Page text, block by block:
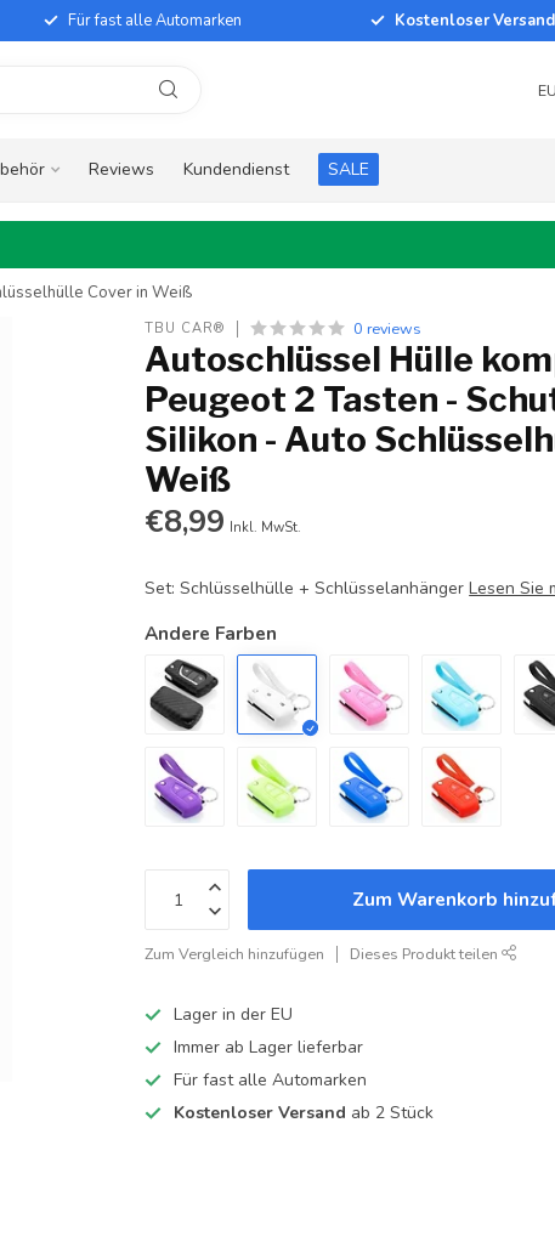
Für fast alle Automarken Kostenloser Versand
Reviews Kundendienst SALE
Cover in Weiß
TBU CAR® 0 reviews
Autoschlüssel Hülle
Peugeot 2 Tasten -
Silikon - Auto
Weiß
€8,99 Inkl. MwSt.
Set: Schlüsselhülle + SchlüsselanhängerLesen Sie
Andere Farben
Zum Warenkorb
Zum Vergleich hinzufügen Dieses Produkt teilen
Lager in der EU
Immer ab Lager lieferbar
Für fast alle Automarken
Kostenloser Versand ab 2 Stück